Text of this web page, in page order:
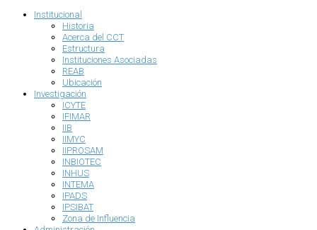
Institucional
Historia
Acerca del CCT
Estructura
Instituciones Asociadas
REAB
Ubicación
Investigación
ICYTE
IFIMAR
IIB
IIMYC
IIPROSAM
INBIOTEC
INHUS
INTEMA
IPADS
IPSIBAT
Zona de Influencia